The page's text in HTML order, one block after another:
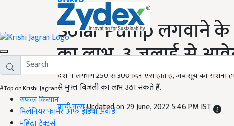
#Top on Krishi Jagran
सफल किसान
मिलेनियर फार्मर ऑफ इंडिया अवॉर्ड
महिंद्रा ट्रैक्टर्स
Solar Pump लगवाने
का लाभ, 3 जुलाई से
देश में लगभग 250 से 300 दिन ऐसे होते हैं, जब सूर्य की रोशनी
से मुफ्त बिजली का लाभ उठा सकते हैं.
प्राची वत्सUpdated on 29 June, 2022 5:46 PM IST